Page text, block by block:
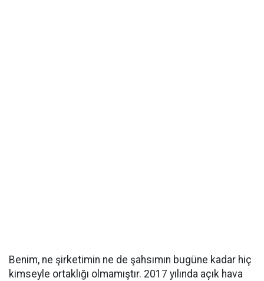
Benim, ne şirketimin ne de şahsımın bugüne kadar hiç
kimseyle ortaklığı olmamıştır. 2017 yılında açık hava